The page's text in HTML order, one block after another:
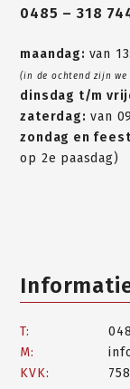
0485 – 318
maandag: van
(in de ochtend zijn
dinsdag t/m
zaterdag: van
zondag en
op 2e paasdag)
T:
M:
KVK: